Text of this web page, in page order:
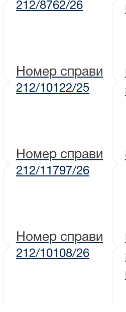
212/8762/26
Номер справи
212/10122/25
Номер справи
212/11797/26
Номер справи
212/10108/26